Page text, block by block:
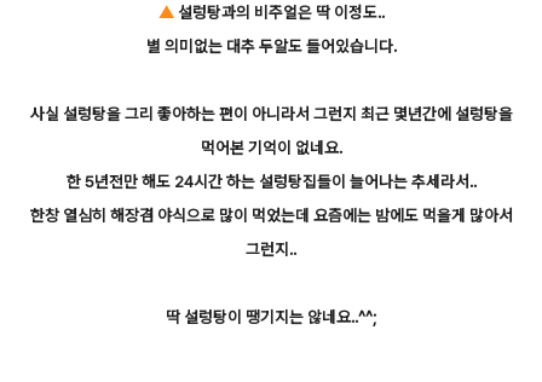
▲ 설렁탕과의 비주얼은 딱 이정도..
별 의미없는 대추 두알도 들어있습니다.
사실 설렁탕을 그리 좋아하는 편이 아니라서 그런지 최근 몇년간에 설렁탕을
먹어본 기억이 없네요.
한 5년전만 해도 24시간 하는 설렁탕집들이 늘어나는 추세라서..
한창 열심히 해장겸 야식으로 많이 먹었는데 요즘에는 밤에도 먹을게 많아서
그런지..
딱 설렁탕이 땡기지는 않네요..^^;